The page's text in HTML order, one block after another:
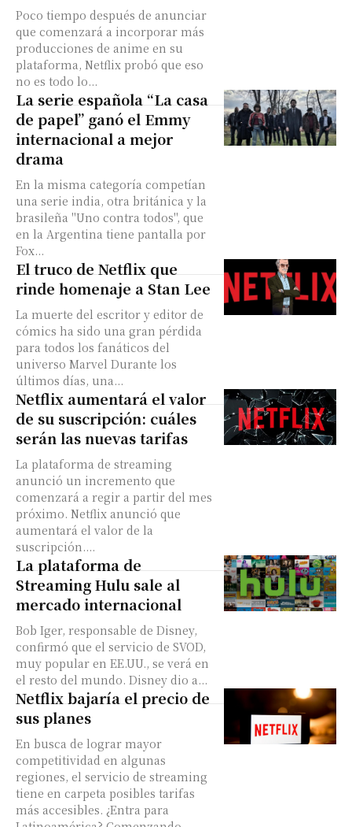
Poco tiempo después de anunciar
que comenzará a incorporar más
producciones de anime en su
plataforma, Netflix probó que eso
no es todo lo...
La serie española “La casa
de papel” ganó el Emmy
internacional a mejor
drama
En la misma categoría competían
una serie india, otra británica y la
brasileña "Uno contra todos", que
en la Argentina tiene pantalla por
Fox...
El truco de Netflix que
rinde homenaje a Stan Lee
La muerte del escritor y editor de
cómics ha sido una gran pérdida
para todos los fanáticos del
universo Marvel Durante los
últimos días, una...
Netflix aumentará el valor
de su suscripción: cuáles
serán las nuevas tarifas
La plataforma de streaming
anunció un incremento que
comenzará a regir a partir del mes
próximo. Netflix anunció que
aumentará el valor de la
suscripción....
La plataforma de
Streaming Hulu sale al
mercado internacional
Bob Iger, responsable de Disney,
confirmó que el servicio de SVOD,
muy popular en EE.UU., se verá en
el resto del mundo. Disney dio a...
Netflix bajaría el precio de
sus planes
En busca de lograr mayor
competitividad en algunas
regiones, el servicio de streaming
tiene en carpeta posibles tarifas
más accesibles. ¿Entra para